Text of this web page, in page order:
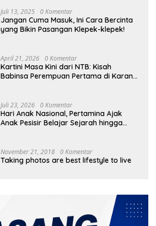
Juli 13, 2025 0 Komentar
Jangan Cuma Masuk, Ini Cara Bercinta
yang Bikin Pasangan Klepek-klepek!
April 21, 2026 0 Komentar
Kartini Masa Kini dari NTB: Kisah
Babinsa Perempuan Pertama di Karang
Juli 23, 2026 0 Komentar
Hari Anak Nasional, Pertamina Ajak
Anak Pesisir Belajar Sejarah hingga
November 21, 2018 0 Komentar
Taking photos are best lifestyle to live